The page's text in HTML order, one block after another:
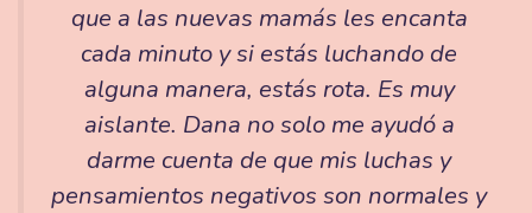
que a las nuevas mamás les encanta
cada minuto y si estás luchando de
alguna manera, estás rota. Es muy
aislante. Dana no solo me ayudó a
darme cuenta de que mis luchas y
pensamientos negativos son normales y